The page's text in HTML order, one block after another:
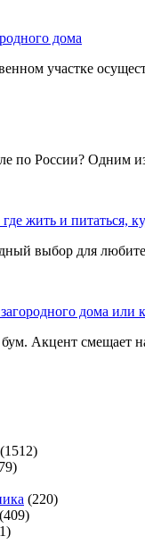
дома
участке
по России? Одним
жить и питаться,
выбор для
дома или
Акцент смещает
(1512)
(220)
(409)